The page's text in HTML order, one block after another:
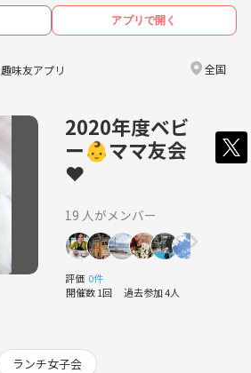
アプリで開く
趣味友アプリ 全国
2020年度ベビ
ー👶ママ友会
❤️
19 人がメンバー
評価 0件
開催数 1回 過去参加 4人
ランチ女子会